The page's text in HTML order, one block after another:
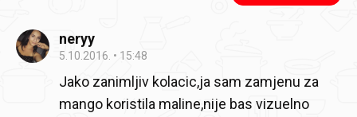
neryy
5.10.2016. 15:48
Jako zanimljiv kolacic,ja sam zamjenu za
mango koristila maline,nije bas vizuelno